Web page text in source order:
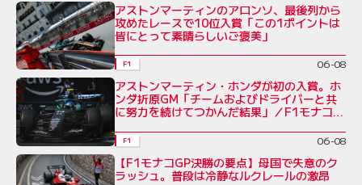
アストンマーティンのアロンソ、最後列から
攻めたレースで10位入賞「この1ポイントは
皆にとって素晴らしいご褒美」
F1 06-08
アストンマーティン・ホンダが初の入賞。ホ
ンダ折原GM「チームおよびドライバーと共
に努力を続けてつかんだ結果」／F1モナコ
F1 06-08
【F1モナコGP決勝の要点】母国で失意のク
ラッシュ。普段は冷静なルクレールの激昂